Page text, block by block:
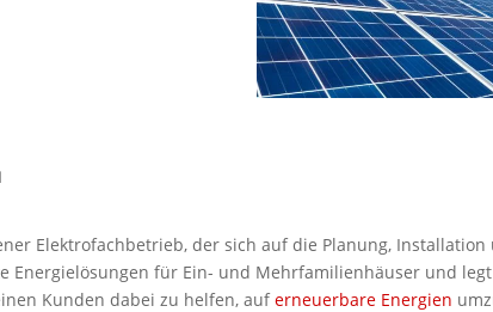
Elektrofachbetrieb, der sich auf die Planung,
Energielösungen für Ein- und Mehrfamilienhäuser und
Kunden dabei zu helfen, auferneuerbare Energien